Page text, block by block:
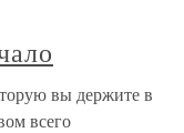
вы держите в
всего